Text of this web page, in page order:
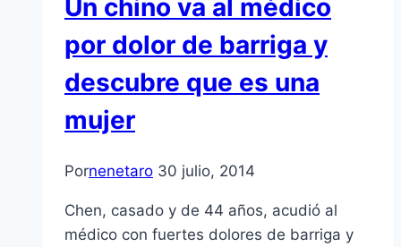
Un chino va al médico
por dolor de barriga y
descubre que es una
mujer
Pornenetaro 30 julio, 2014
Chen, casado y de 44 años, acudió al
médico con fuertes dolores de barriga y